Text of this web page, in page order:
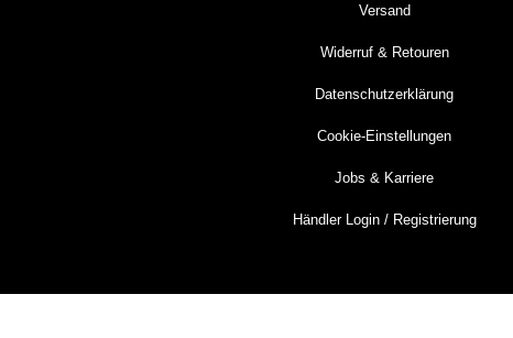
Versand
Widerruf & Retouren
Datenschutzerklärung
Cookie-Einstellungen
Jobs & Karriere
Händler Login / Registrierung